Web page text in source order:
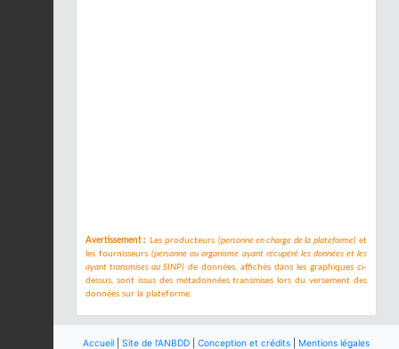
Avertissement : Les producteurs (personne en charge de la plateforme)et
les fournisseurs(personne ou organisme ayant récupéré les données et les
ayant transmises au SINP) de données, affichés dans les graphiques ci-
dessus, sont issus des métadonnées transmises lors du versement des
données sur la plateforme.
Accueil Site de l'ANBDD Conception et crédits Mentions légales